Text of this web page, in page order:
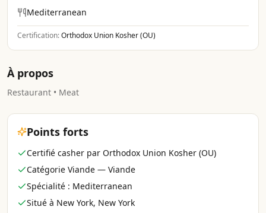
Mediterranean
Certification:Orthodox Union Kosher (OU)
À propos
Restaurant • Meat
Points forts
Certifié casher par Orthodox Union Kosher (OU)
Catégorie Viande — Viande
Spécialité : Mediterranean
Situé à New York, New York